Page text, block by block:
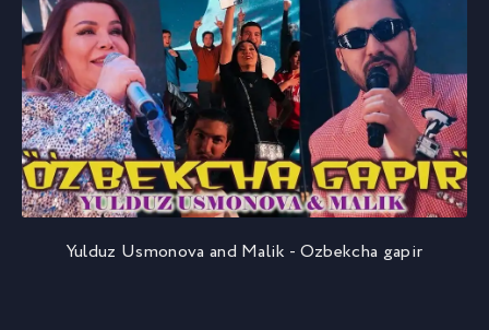
Yulduz Usmonova and Malik - Ozbekcha gapir